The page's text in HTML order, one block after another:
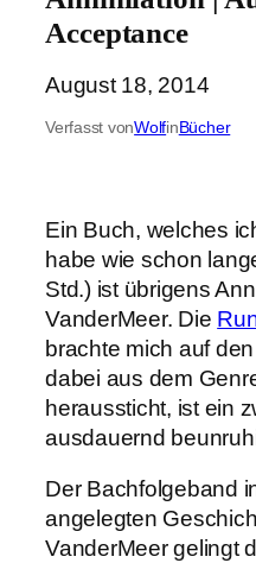
Acceptance
August 18, 2014
Verfasst vonWolfinBücher
Ein Buch, welches
habe wie schon
Std.) ist übrigens
VanderMeer. Die
brachte mich auf
dabei aus dem
heraussticht, ist ein
ausdauernd
Der Bachfolgeband
angelegten
VanderMeer gelingt